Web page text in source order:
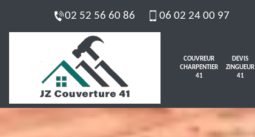
02 52 56 60 86 06 02 24 00 97
COUVREUR
CHARPENTIER
41
DEVIS
ZINGUEUR
41